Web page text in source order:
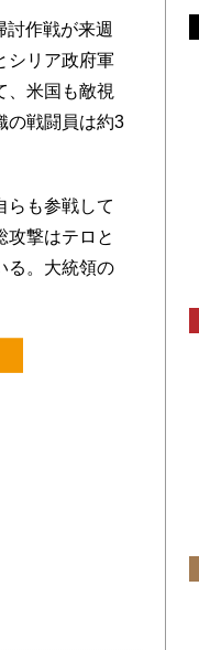
作戦が来週
シリア政府軍
、米国も敵視
の戦闘員は約3
らも参戦して
攻撃はテロと
る。大統領の